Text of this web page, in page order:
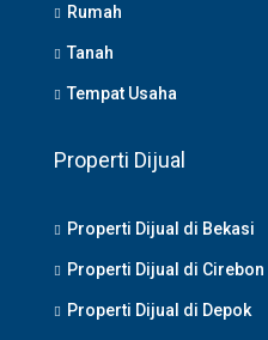
Rumah
Tanah
Tempat Usaha
Properti Dijual
Properti Dijual di Bekasi
Properti Dijual di Cirebon
Properti Dijual di Depok